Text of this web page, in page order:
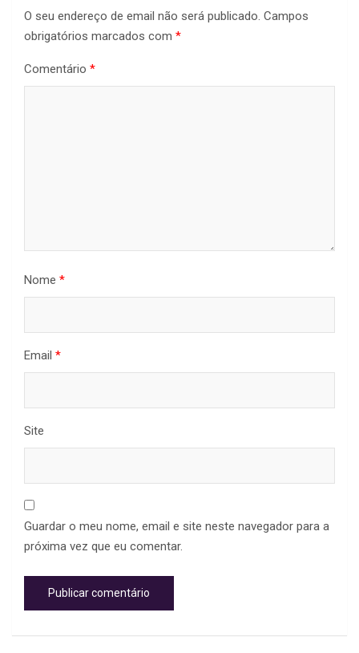
O seu endereço de email não será publicado. Campos
obrigatórios marcados com *
Comentário *
Nome *
Email *
Site
Guardar o meu nome, email e site neste navegador para a
próxima vez que eu comentar.